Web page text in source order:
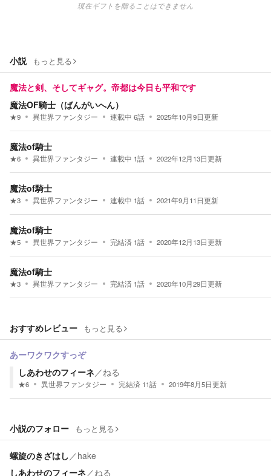
現在ギフトを贈ることはできません
小説 もっと見る
魔法と剣、そしてギャグ。帝都は今日も平和です
魔法OF騎士（ばんがいへん）
★9 異世界ファンタジー 連載中 6話 2025年10月9日更新
魔法of騎士
★6 異世界ファンタジー 連載中 1話 2022年12月13日更新
魔法of騎士
★3 異世界ファンタジー 連載中 1話 2021年9月11日更新
魔法of騎士
★5 異世界ファンタジー 完結済 1話 2020年12月13日更新
魔法of騎士
★3 異世界ファンタジー 完結済 1話 2020年10月29日更新
おすすめレビュー もっと見る
あーワクワクすっぞ
しあわせのフィーネ／ねる
★6 異世界ファンタジー 完結済 11話 2019年8月5日更新
小説のフォロー もっと見る
螺旋のきざはし／hake
しあわせのフィーネ／ねる